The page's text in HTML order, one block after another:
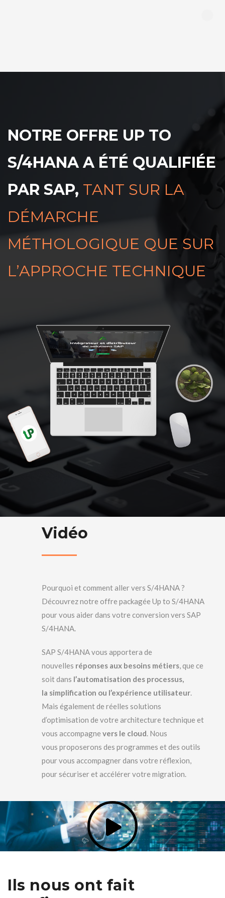
NOTRE OFFRE UP TO
S/4HANA A ÉTÉ QUALIFIÉE
PAR SAP, TANT SUR LA
DÉMARCHE
MÉTHOLOGIQUE QUE SUR
L’APPROCHE TECHNIQUE
Vidéo
Pourquoi et comment aller vers S/4HANA ?
Découvrez notre offre packagée Up to S/4HANA
pour vous aider dans votre conversion vers SAP
S/4HANA.
SAP S/4HANA vous apportera de
nouvelles réponses aux besoins métiers, que ce
soit dans l’automatisation des processus,
la simplification ou l’expérience utilisateur.
Mais également de réelles solutions
d’optimisation de votre architecture technique et
vous accompagnevers le cloud. Nous
vous proposerons des programmes et des outils
pour vous accompagner dans votre réflexion,
pour sécuriser et accélérer votre migration.
Ils nous ont fait